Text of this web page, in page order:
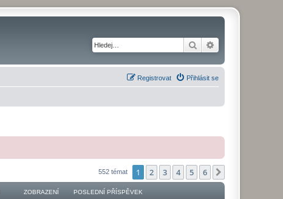
Hledat
Přihlásit se
Registrovat
552 témat 1 2 3 4 5 6
ZOBRAZENÍ POSLEDNÍ PŘÍSPĚVEK